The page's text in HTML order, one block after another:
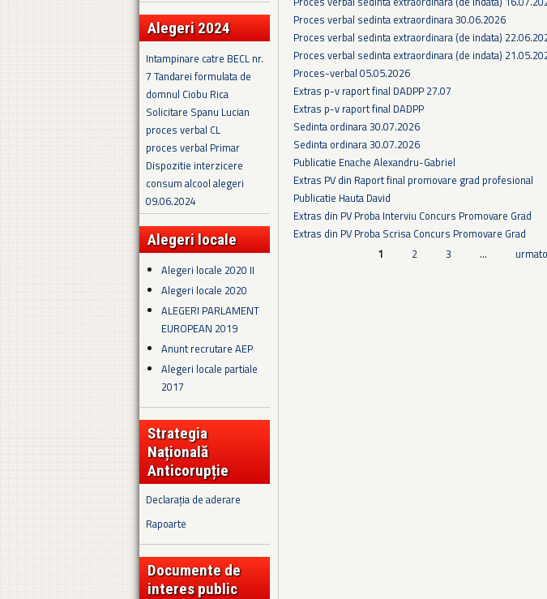
Alegeri 2024
Intampinare catre BECL nr.
7 Tandarei formulata de
domnul Ciobu Rica
Solicitare Spanu Lucian
proces verbal CL
proces verbal Primar
Dispozitie interzicere
consum alcool alegeri
09.06.2024
Alegeri locale
Alegeri locale 2020 II
Alegeri locale 2020
ALEGERI PARLAMENT
EUROPEAN 2019
Anunt recrutare AEP
Alegeri locale partiale
2017
Strategia
Națională
Anticorupție
Declarația de aderare
Rapoarte
Documente de
interes public
Proces verbal sedinta extraordinara 30.06.2026
Proces verbal sedinta extraordinara (de indata)
Proces verbal sedinta extraordinara (de indata)
Proces-verbal 05.05.2026
Extras p-v raport final DADPP 27.07
Extras p-v raport final DADPP
Sedinta ordinara 30.07.2026
Sedinta ordinara 30.07.2026
Publicatie Enache Alexandru-Gabriel
Extras PV din Raport final promovare grad profesional
Publicatie Hauta David
Extras din PV Proba Interviu Concurs Promovare Grad
Extras din PV Proba Scrisa Concurs Promovare Grad
1 2 3 …